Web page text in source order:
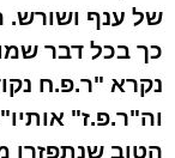
של ענף ושורש.
כך בכל דבר
נקרא "ר.פ.ח
וה"ר.פ.ז"
הטוב שנתפזרו